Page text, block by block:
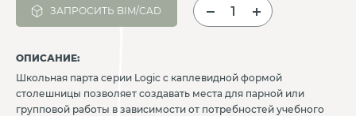
ЗАПРОСИТЬ BIM/CAD
ОПИСАНИЕ:
Школьная парта серии Logic с каплевидной формой
столешницы позволяет создавать места для парной или
групповой работы в зависимости от потребностей учебного